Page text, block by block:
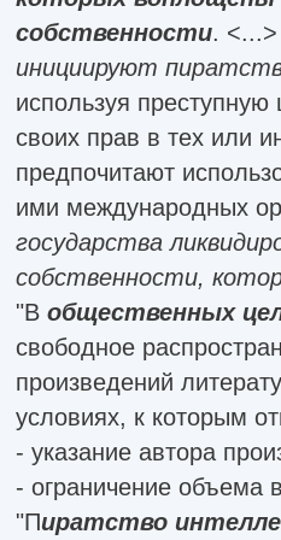
собственности. <...>
инициируют
используя
своих прав в тех или
предпочитают
ими международных
государства
собственности,
"В общественных
свободное
произведений
условиях, к которым
- указание автора
- ограничение объема
"Пиратство